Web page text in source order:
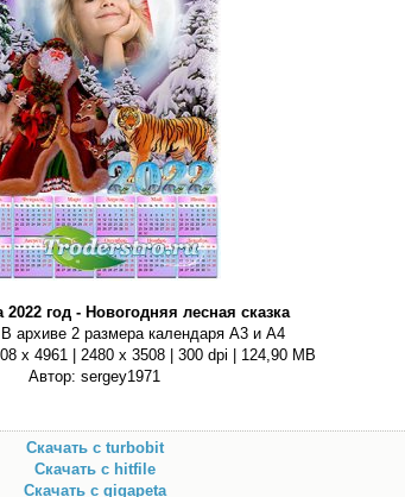
2022 год - Новогодняя лесная сказка
архиве 2 размера календаря А3 и А4
x 4961 | 2480 x 3508 | 300 dpi | 124,90 MB
Автор: sergey1971
Скачать с turbobit
Скачать с hitfile
Скачать с gigapeta